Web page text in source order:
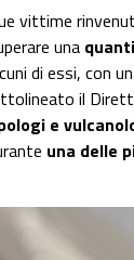
vittime
una
di essi, con
il
e
una delle